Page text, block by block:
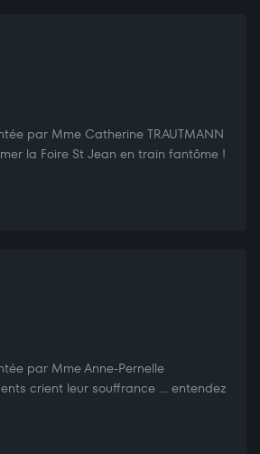
par Mme Catherine TRAUTMANN
la Foire St Jean en train fantôme !
par Mme Anne-Pernelle
crient leur souffrance ... entendez